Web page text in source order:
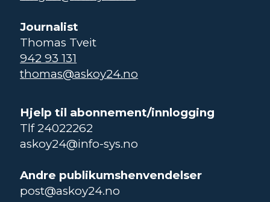
Journalist
Thomas Tveit
942 93 131
thomas@askoy24.no
Hjelp til abonnement/innlogging
Tlf 24022262
askoy24@info-sys.no
Andre publikumshenvendelser
post@askoy24.no